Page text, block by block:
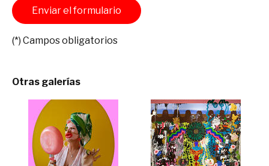
(*) Campos obligatorios
Otras galerías